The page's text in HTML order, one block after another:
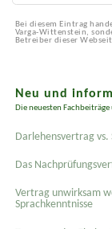
Bei diesem Eintrag
Varga-Wittenstein,
Betreiber dieser
Neu und
Die neuesten
Darlehensvertrag vs.
Das
Vertrag unwirksam
Sprachkenntnisse